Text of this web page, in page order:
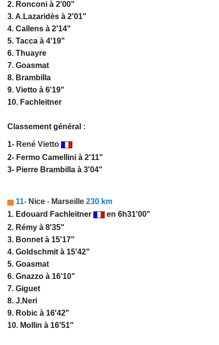
2. Ronconi à 2'00"
3. A.Lazaridès à 2'01"
4. Callens à 2'14"
5. Tacca à 4'19"
6. Thuayre
7. Goasmat
8. Brambilla
9. Vietto à 6'19"
10. Fachleitner
Classement général :
1- René Vietto
2- Fermo Camellini à 2'11"
3- Pierre Brambilla à 3'04"
11- Nice - Marseille 230 km
1. Edouard Fachleitner
en 6h31'00"
2. Rémy à 8'35"
3. Bonnet à 15'17"
4. Goldschmit à 15'42"
5. Goasmat
6. Gnazzo à 16'10"
7. Giguet
8. J.Neri
9. Robic à 16'42"
10. Mollin à 16'51"